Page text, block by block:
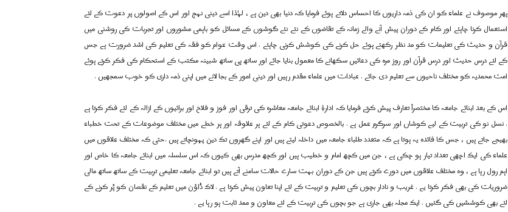
پھر موصوف نے علماء کو ان کی ذمہ داریوں کا احساس دلاتے ہوئے فرمایا کہ دنیا بھی دین ہے ، لہٰذا اسے دینی نہج اور اس کے اصولوں پر دعوت کے لئے
استعمال کرنا چاہئے اور کام کے دوران پیش آنے والے زمانہ کے تقاضوں کے نئے نئے گوشوں کے مسائل کو باہمی مشوروں اور تجربات کی روشنی میں
قرآن و حدیث کی تعلیمات کو مد نظر رکھتے ہوئے حل کرنے کی کوشش کرنی چاہئے . اس وقت عوام کو فقہ کی تعلیم کی اشد ضرورت ہے جس
کے لئے درس حدیث اور درس قرآن اور روز مرہ کی دعائیں سکھانے کا معمول بنایا جائے اور ساتھ ہی ساتھ شبینہ مکتب کے استحکام کی فکر کرتے ہوئے
امت محمدیہ کو مختلف ناحیوں سے تعلیم دی جائے . عبادات میں علماء مقدم رہیں اور دینی امور کے بجا لانے میں اپنی ذمہ داری کو خوب سمجھیں .
اس کے بعد ابنائے جامعہ کا مختصراً تعارف پیش کرتے فرمایا کہ ادارۂِ ابنائے جامعہ معاشرہ کی ترقی اور فوز و فلاح اور برائیوں کے ازالہ کے لئے فکر کرتا ہے
. نسل نو کی تربیت کے لیے کوشاں اور سرگرم عمل ہے . بالخصوص دعوتی کام کے لئے ہر علاوقہ اور ہر خطے میں مختلف موضوعات کے تحت خطباء
بھیجے جاتے ہیں ، جس کا فائدہ یہ ہوتا ہے کہ متعدد طلباء جامعہ میں داخلہ لیتے ہیں اور اپنے گھروں تک دین پہونچاتے ہیں .حتی کہ مختلف علاقوں میں
علماء کی ایک اچھی تعداد تیار ہو چکی ہے ، جن میں کچھ امام و خطیب ہیں اور کچھ مدرس بھی کیوں کہ اس سلسلہ میں ابنائے جامعہ کا خاص اور
اہم رول رہا ہے ، وہ مختلف علاقوں میں دورے کرتے ہیں جن کے دوران بہت سارے حالات سامنے آتے ہیں تو ابنائے جامعہ تعلیمی تربیت کے ساتھ ساتھ مالی
ضروریات کی بھی فکر کرتا یے . غریب و نادار بچوں کی تعلیم و تربیت کے لئے اپنا تعاون پیش کرتا ہے . لاک ڈاؤن میں تعلیم کے نقصان کو پُر کرنے کے
لئے بھی کوششیں کی گئیں . ایک مجلہ بھی جاری ہے جو بچوں کی تربیت کے لئے معاون و ممد ثابت ہو رہا یے .